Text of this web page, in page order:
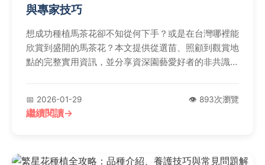
與專家技巧
想成功種植馬茶花卻不知從何下手？或是在台灣哪裡能
欣賞到盛開的馬茶花？本文提供從選苗、照顧到觀賞地
點的完整實用資訊，並分享資深園藝愛好者的非共識建
📅 2026-01-29 👁️ 893次瀏覽
繼續閱讀